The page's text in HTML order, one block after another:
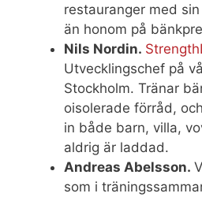
restauranger med
än honom på
Nils Nordin.
Utvecklingschef på
Stockholm. Tränar
oisolerade förråd,
in både barn, villa,
aldrig är laddad.
Andreas Abelsson.
som i